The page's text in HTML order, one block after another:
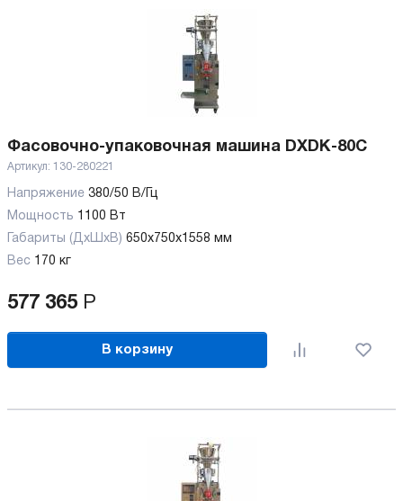
Фасовочно-упаковочная машина DXDK-80C
Артикул: 130-280221
Напряжение 380/50 В/Гц
Мощность 1100 Вт
Габариты (ДхШхВ) 650х750х1558 мм
Вес 170 кг
577 365 Р
В корзину